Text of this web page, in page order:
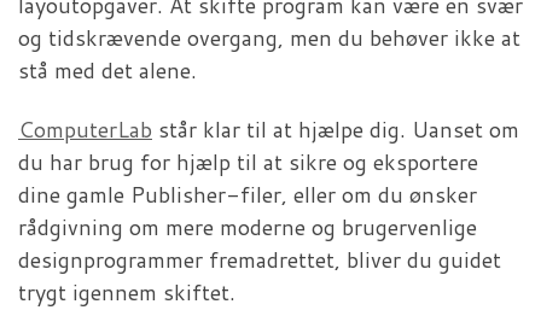
og tidskrævende overgang, men du behøver ikke at
stå med det alene.
ComputerLab står klar til at hjælpe dig. Uanset om
du har brug for hjælp til at sikre og eksportere
dine gamle Publisher-filer, eller om du ønsker
rådgivning om mere moderne og brugervenlige
designprogrammer fremadrettet, bliver du guidet
trygt igennem skiftet.